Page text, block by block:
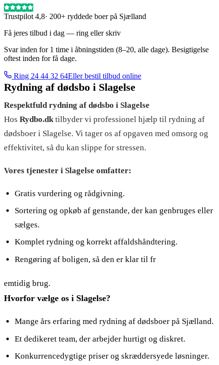
Trustpilot 4,8· 200+ ryddede boer på Sjælland
Få jeres tilbud i dag — ring eller skriv
Svar inden for 1 time i åbningstiden (8–20, alle dage). Besigtigelse
oftest inden for få dage.
Ring 24 44 32 64Eller bestil tilbud online
Rydning af dødsbo i Slagelse
Respektfuld rydning af dødsbo i Slagelse
Hos Rydbo.dktilbyder vi professionel hjælp til rydning af
dødsboer i Slagelse. Vi tager os af opgaven med omsorg og
effektivitet, så du kan slippe for stressen.
Vores tjenester i Slagelse omfatter:
Gratis vurdering og rådgivning.
Sortering og opkøb af genstande, der kan genbruges eller
sælges.
Komplet rydning og korrekt affaldshåndtering.
Rengøring af boligen, så den er klar til fr
emtidig brug.
Hvorfor vælge os i Slagelse?
Mange års erfaring med rydning af dødsboer på Sjælland.
Et dedikeret team, der arbejder hurtigt og diskret.
Konkurrencedygtige priser og skræddersyede løsninger.